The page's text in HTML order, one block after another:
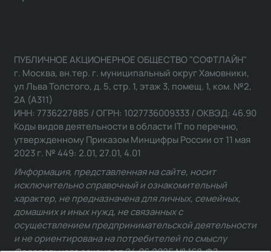
ПУБЛИЧНОЕ АКЦИОНЕРНОЕ ОБЩЕСТВО "СОФТЛАЙН"
г. Москва, вн.тер. г. муниципальный округ Хамовники,
ул Льва Толстого, д. 5, стр. 1, этаж 3, помещ. 1, ком. №2,
2А (А311)
ИНН: 7736227885 / ОГРН: 1027736009333 / ОКВЭД: 46.90
Коды видов деятельности в области IT по перечню,
утвержденному Приказом Минцифры России от 11 мая
2023 г. № 449: 2.01, 27.01, 4.01
Информация, представленная на сайте, носит
исключительно справочный и ознакомительный
характер, не предназначена для личных, семейных,
домашних и иных нужд, не связанных с
осуществлением предпринимательской деятельности
и не ориентирована на потребителей по смыслу